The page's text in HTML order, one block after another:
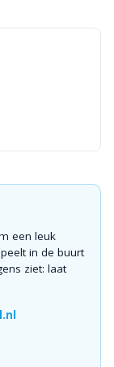
een leuk
in de buurt
ziet: laat